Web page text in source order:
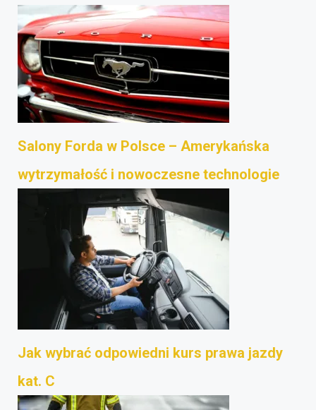
Salony Forda w Polsce – Amerykańska
wytrzymałość i nowoczesne technologie
Jak wybrać odpowiedni kurs prawa jazdy
kat. C